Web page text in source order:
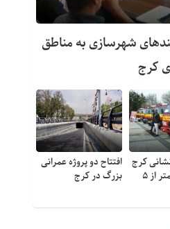
شهرسازی به مناطق
کرج
کرج
در حوادث کمتر از ۵
افتتاح دو پروژه عمرانی
بزرگ در کرج